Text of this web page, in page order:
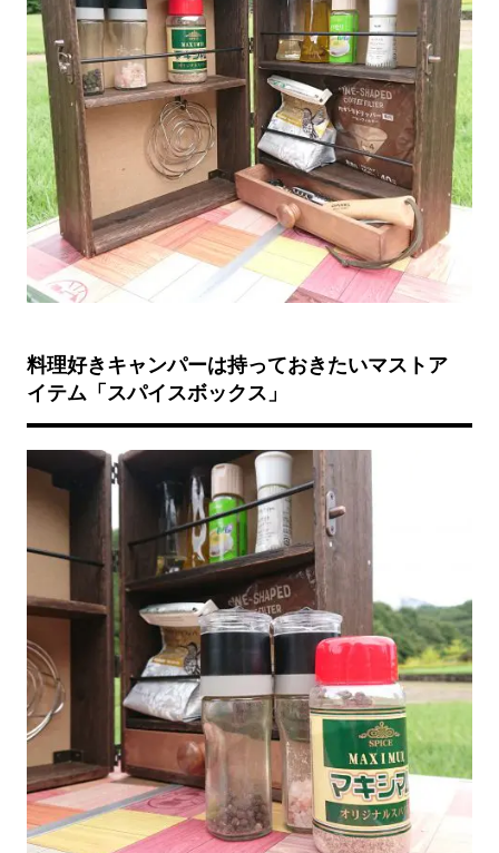
料理好きキャンパーは持っておきたいマストア
イテム「スパイスボックス」